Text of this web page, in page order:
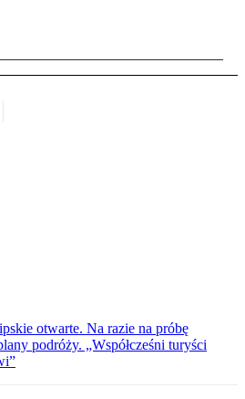
otwarte. Na razie na próbę
podróży. „Współcześni turyści